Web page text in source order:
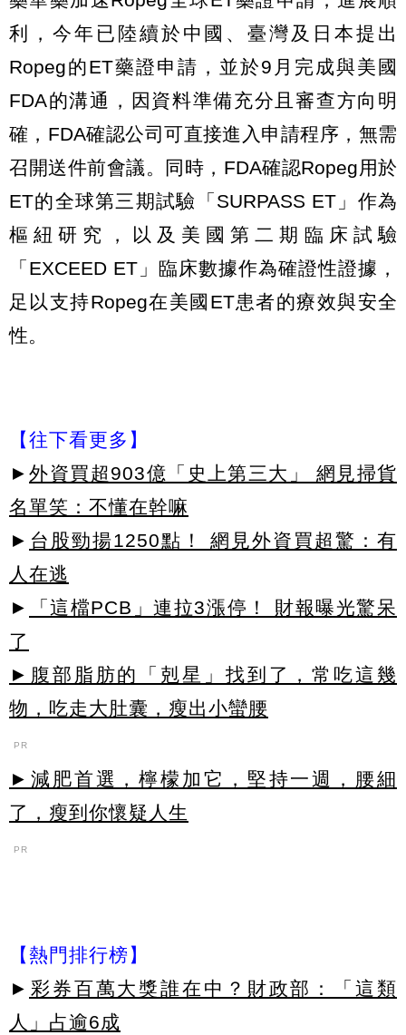
利，今年已陸續於中國、臺灣及日本提出
Ropeg的ET藥證申請，並於9月完成與美國
FDA的溝通，因資料準備充分且審查方向明
確，FDA確認公司可直接進入申請程序，無需
召開送件前會議。同時，FDA確認Ropeg用於
ET的全球第三期試驗「SURPASS ET」作為
樞紐研究，以及美國第二期臨床試驗
「EXCEED ET」臨床數據作為確證性證據，
足以支持Ropeg在美國ET患者的療效與安全
性。
【往下看更多】
► 外資買超903億「史上第三大」 網見掃貨
名單笑：不懂在幹嘛
► 台股勁揚1250點！ 網見外資買超驚：有
人在逃
►
「這檔PCB」連拉3漲停！ 財報曝光驚呆
了
►腹部脂肪的「剋星」找到了，常吃這幾
物，吃走大肚囊，瘦出小蠻腰
PR
►減肥首選，檸檬加它，堅持一週，腰細
了，瘦到你懷疑人生
PR
【熱門排行榜】
► 彩券百萬大獎誰在中？財政部：「這類
人」占逾6成